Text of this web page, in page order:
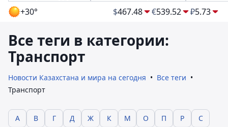
+30° $467.48 €539.52 ₽5.73
Все теги в категории:
Транспорт
Новости Казахстана и мира на сегодня
Все теги
Транспорт
А В Г Д Ж К М О П Р
С